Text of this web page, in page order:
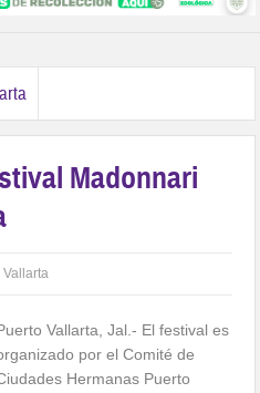
Madonnari
Vallarta
Vallarta, Jal.- El festival es
por el Comité de
Hermanas Puerto